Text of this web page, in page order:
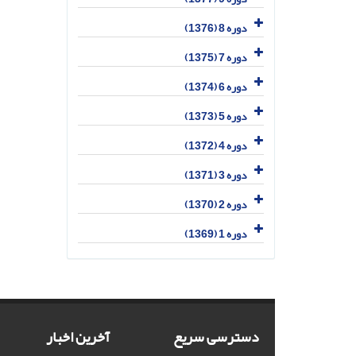
دوره 8 (1376)
دوره 7 (1375)
دوره 6 (1374)
دوره 5 (1373)
دوره 4 (1372)
دوره 3 (1371)
دوره 2 (1370)
دوره 1 (1369)
دسترسی سریع آخرین اخبار